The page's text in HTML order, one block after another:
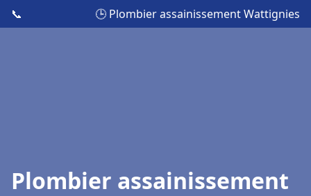
📞 🕒 Plombier assainissement Wattignies
Plombier assainissement